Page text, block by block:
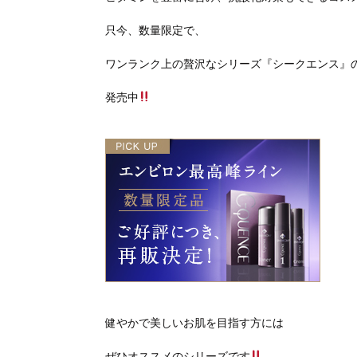
只今、数量限定で、
ワンランク上の贅沢なシリーズ『シークエンス』
発売中
健やかで美しいお肌を目指す方には